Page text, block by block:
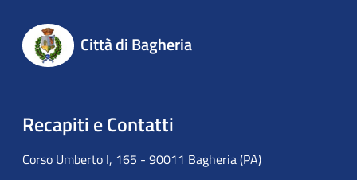
Città di Bagheria
Recapiti e Contatti
Corso Umberto I, 165 - 90011 Bagheria (PA)